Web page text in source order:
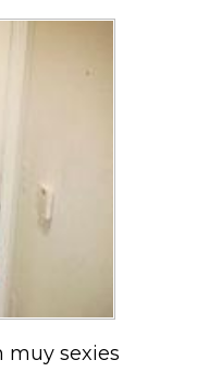
muy sexies